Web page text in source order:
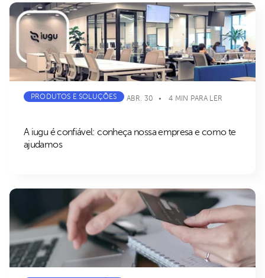
PRODUTOS E SOLUÇÕES ABR. 30 4 MIN PARA LER
A iugu é confiável: conheça nossa empresa e como te
ajudamos